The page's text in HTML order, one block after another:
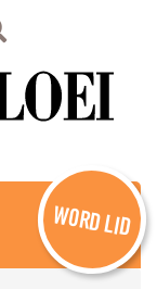
WORD LID